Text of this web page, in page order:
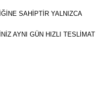
SAHİPTİR YALNIZCA
AYNI GÜN HIZLI TESLİMAT